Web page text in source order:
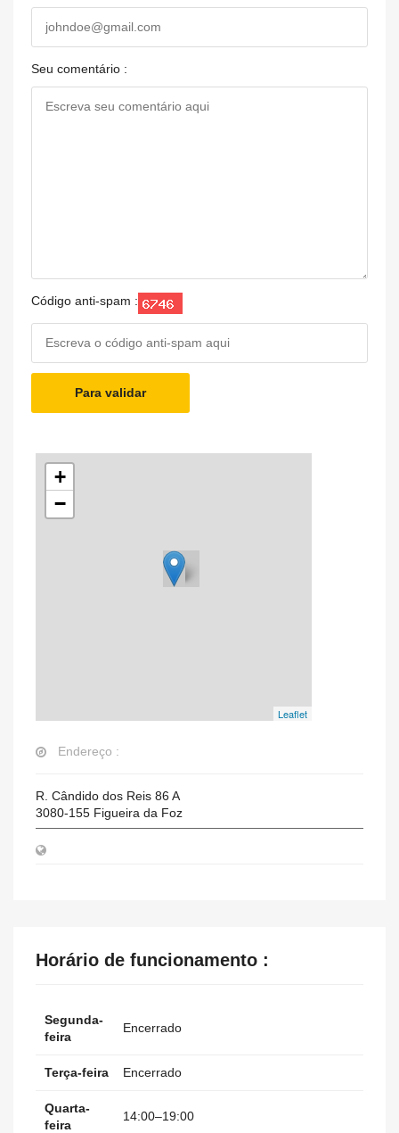
Seu comentário :
Código anti-spam :
Para validar
+
−
Leaflet
Endereço :
R. Cândido dos Reis 86 A
3080-155 Figueira da Foz
Horário de funcionamento :
Segunda-
feira
Encerrado
Terça-feira Encerrado
Quarta-
feira
14:00–19:00